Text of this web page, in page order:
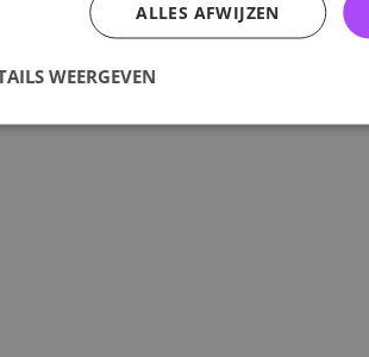
ALLES AFWIJZEN
WEERGEVEN